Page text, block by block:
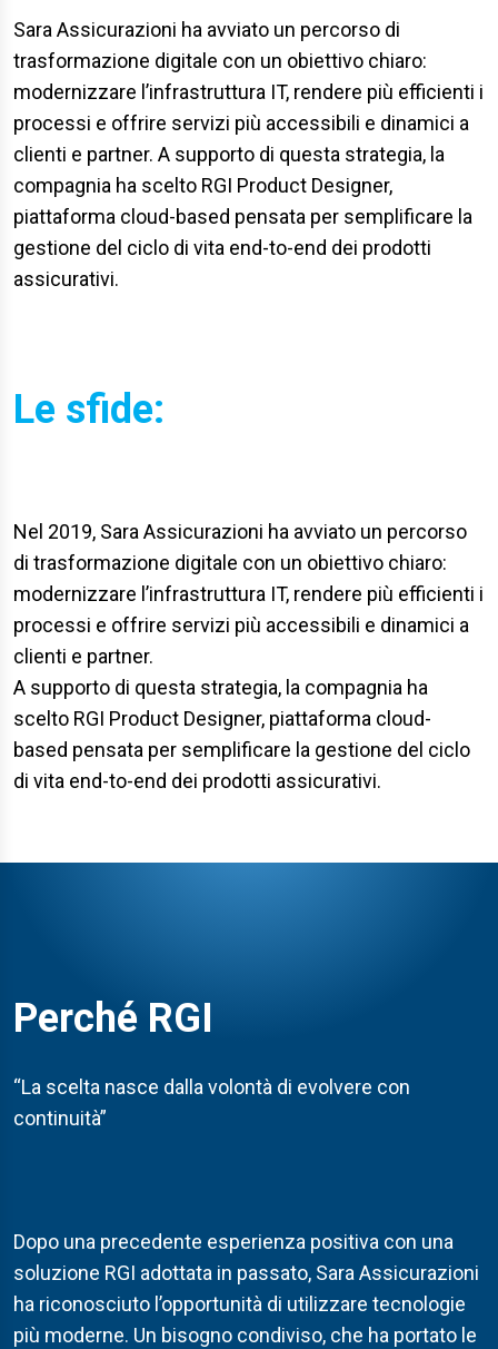
Sara Assicurazioni ha avviato un percorso di
trasformazione digitale con un obiettivo chiaro:
modernizzare l’infrastruttura IT, rendere più efficienti i
processi e offrire servizi più accessibili e dinamici a
clienti e partner. A supporto di questa strategia, la
compagnia ha scelto RGI Product Designer,
piattaforma cloud-based pensata per semplificare la
gestione del ciclo di vita end-to-end dei prodotti
assicurativi.
Le sfide:
Nel 2019, Sara Assicurazioni ha avviato un percorso
di trasformazione digitale con un obiettivo chiaro:
modernizzare l’infrastruttura IT, rendere più efficienti i
processi e offrire servizi più accessibili e dinamici a
clienti e partner.
A supporto di questa strategia, la compagnia ha
scelto RGI Product Designer, piattaforma cloud-
based pensata per semplificare la gestione del ciclo
di vita end-to-end dei prodotti assicurativi.
Perché RGI
“La scelta nasce dalla volontà di evolvere con
continuità”
Dopo una precedente esperienza positiva con una
soluzione RGI adottata in passato, Sara Assicurazioni
ha riconosciuto l’opportunità di utilizzare tecnologie
più moderne. Un bisogno condiviso, che ha portato le